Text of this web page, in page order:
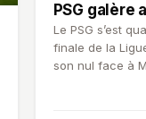
PSG galère
Le PSG s’est
finale de la
son nul face à